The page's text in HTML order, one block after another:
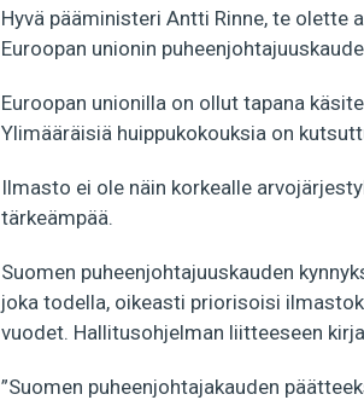
Hyvä pääministeri Antti Rinne, te olette
Euroopan unionin
Euroopan unionilla on ollut tapana
Ylimääräisiä huippukokouksia on
Ilmasto ei ole näin korkealle
tärkeämpää.
Suomen puheenjohtajuuskauden
joka todella, oikeasti priorisoisi
vuodet. Hallitusohjelman liitteeseen
”Suomen puheenjohtajakauden